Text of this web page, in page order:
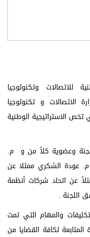
للاتصالات وتكنولوجيا
و تكنولوجيا
تخص الاستراتيجية الوطنية
وعضوية كلاً من و م.
عودة الشكري ممثلا عن
عن اتحاد شركات أنظمة
اللجنة .
والمهام التي تمت
لكافة القضايا من